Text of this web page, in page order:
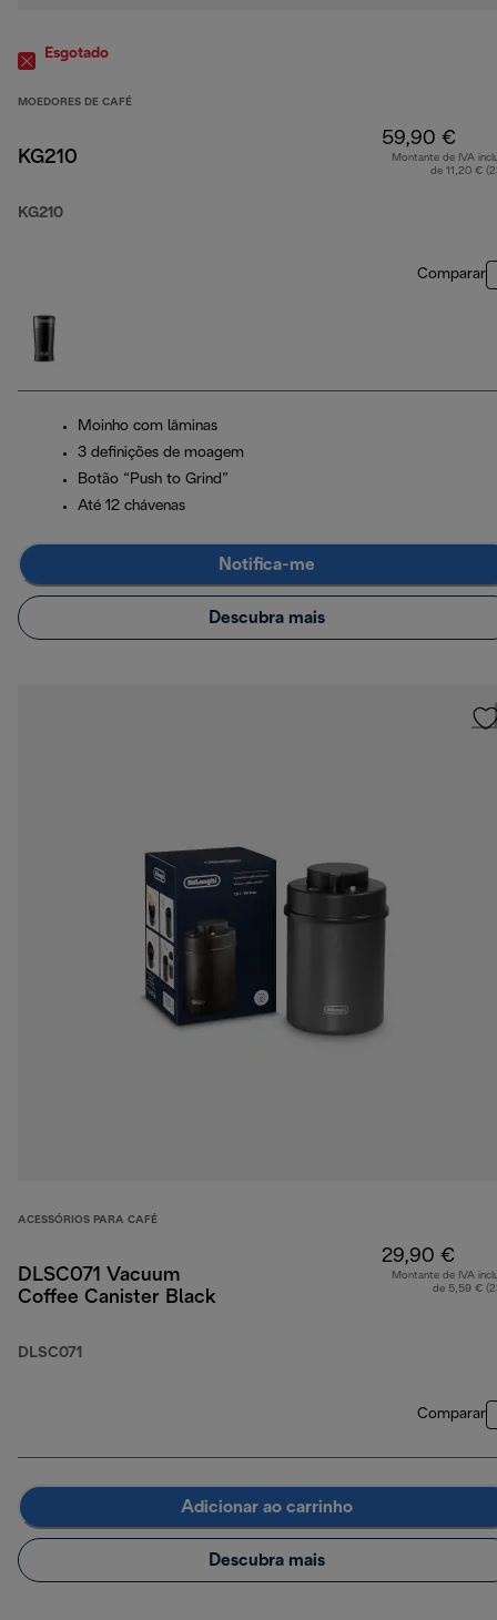
Esgotado
MOEDORES DE CAFÉ
KG210
KG210
59,90 €
Montante de IVA
de 11,20 €
Comparar
Moinho com lâminas
3 definições de moagem
Botão “Push to Grind”
Até 12 chávenas
Notifica-me
Descubra mais
ACESSÓRIOS PARA CAFÉ
DLSC071 Vacuum
Coffee Canister Black
DLSC071
29,90 €
Montante de IVA
de 5,59 €
Comparar
Adicionar ao carrinho
Descubra mais